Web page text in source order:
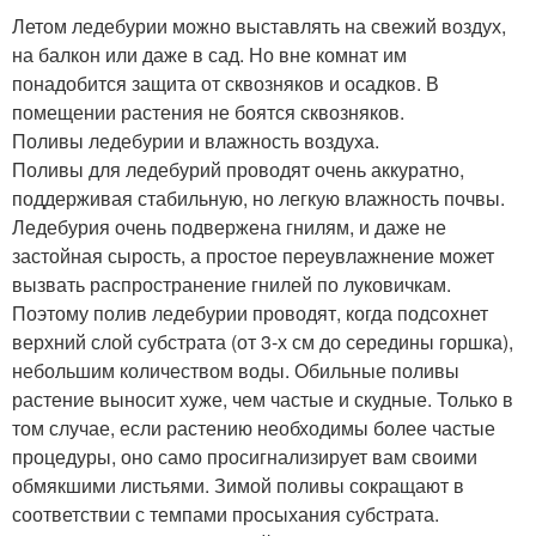
Летом ледебурии можно выставлять на свежий воздух,
на балкон или даже в сад. Но вне комнат им
понадобится защита от сквозняков и осадков. В
помещении растения не боятся сквозняков.
Поливы ледебурии и влажность воздуха.
Поливы для ледебурий проводят очень аккуратно,
поддерживая стабильную, но легкую влажность почвы.
Ледебурия очень подвержена гнилям, и даже не
застойная сырость, а простое переувлажнение может
вызвать распространение гнилей по луковичкам.
Поэтому полив ледебурии проводят, когда подсохнет
верхний слой субстрата (от 3-х см до середины горшка),
небольшим количеством воды. Обильные поливы
растение выносит хуже, чем частые и скудные. Только в
том случае, если растению необходимы более частые
процедуры, оно само просигнализирует вам своими
обмякшими листьями. Зимой поливы сокращают в
соответствии с темпами просыхания субстрата.